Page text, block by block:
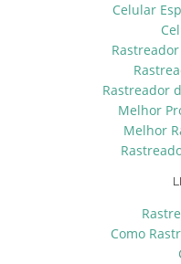
Celular
Rastreador
Melhor
Melhor
Como